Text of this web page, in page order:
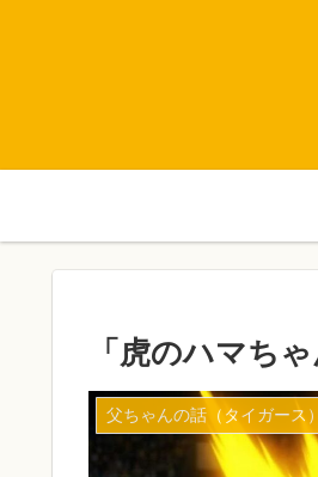
「虎のハマち
父ちゃんの話（タイガース）